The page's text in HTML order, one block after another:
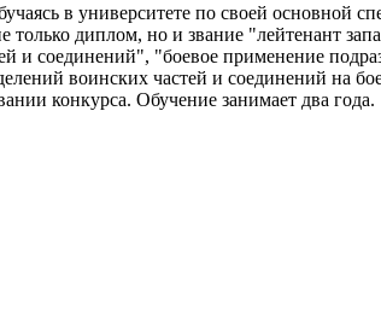
в университете по своей основной
диплом, но и звание "лейтенант
и соединений", "боевое применение
воинских частей и соединений на
конкурса. Обучение занимает два года.